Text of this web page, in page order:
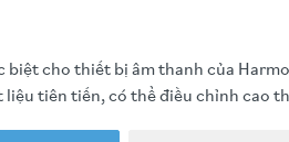
biệt cho thiết bị âm thanh của
liệu tiên tiến, có thể điều chỉnh cao